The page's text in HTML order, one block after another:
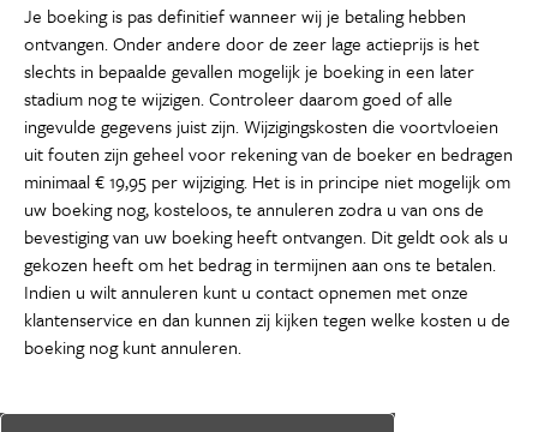
Je boeking is pas definitief wanneer wij je betaling hebben
ontvangen. Onder andere door de zeer lage actieprijs is het
slechts in bepaalde gevallen mogelijk je boeking in een later
stadium nog te wijzigen. Controleer daarom goed of alle
ingevulde gegevens juist zijn. Wijzigingskosten die voortvloeien
uit fouten zijn geheel voor rekening van de boeker en bedragen
minimaal € 19,95 per wijziging. Het is in principe niet mogelijk om
uw boeking nog, kosteloos, te annuleren zodra u van ons de
bevestiging van uw boeking heeft ontvangen. Dit geldt ook als u
gekozen heeft om het bedrag in termijnen aan ons te betalen.
Indien u wilt annuleren kunt u contact opnemen met onze
klantenservice en dan kunnen zij kijken tegen welke kosten u de
boeking nog kunt annuleren.